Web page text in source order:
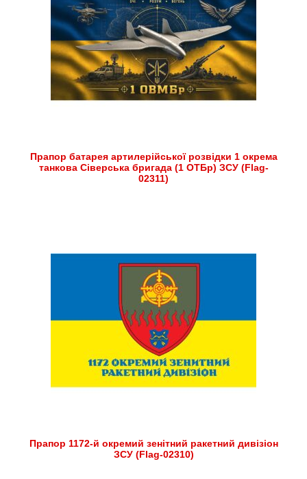
Прапор батарея артилерійської розвідки 1 окрема
танкова Сіверська бригада (1 ОТБр) ЗСУ (Flag-
02311)
Прапор 1172-й окремий зенітний ракетний дивізіон
ЗСУ (Flag-02310)